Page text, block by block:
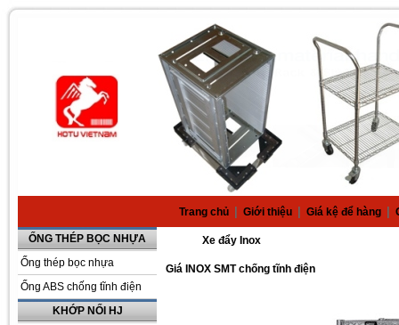
Trang chủ Giới thiệu Giá kệ để hàng
ỐNG THÉP BỌC NHỰA
Ống thép bọc nhựa
Ống ABS chống tĩnh điện
KHỚP NỐI HJ
Xe đẩy Inox
Giá INOX SMT chống tĩnh điện